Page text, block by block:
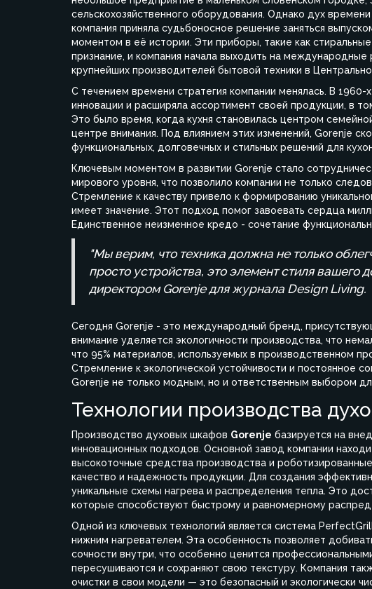
сельскохозяйственного оборудования. Однако дух
компания приняла судьбоносное решение заняться
моментом в её истории. Эти приборы, такие как
признание, и компания начала выходить на
крупнейших производителей бытовой техники в
С течением времени стратегия компании менялась. В 1960-
инновации и расширяла ассортимент своей продукции, в
Это было время, когда кухня становилась центром
центре внимания. Под влиянием этих изменений, Gorenje
функциональных, долговечных и стильных решений для
Ключевым моментом в развитии Gorenje стало
мирового уровня, что позволило компании не только
Стремление к качеству привело к формированию
имеет значение. Этот подход помог завоевать сердца
Единственное неизменное кредо - сочетание
"Мы верим, что техника должна не только
просто устройства, это элемент стиля вашего
директором Gorenje для журнала Design Living.
Сегодня Gorenje - это международный бренд,
внимание уделяется экологичности производства, что
что 95% материалов, используемых в производственном
Стремление к экологической устойчивости и постоянное
Gorenje не только модным, но и ответственным выбором
Технологии производства
Производство духовых шкафов Gorenje базируется на
инновационных подходов. Основной завод компании
высокоточные средства производства и
качество и надежность продукции. Для создания
уникальные схемы нагрева и распределения тепла. Это
которые способствуют быстрому и равномерному
Одной из ключевых технологий является система
нижним нагревателем. Эта особенность позволяет
сочности внутри, что особенно ценится
пересушиваются и сохраняют свою текстуру. Компания
очистки в свои модели — это безопасный и экологически